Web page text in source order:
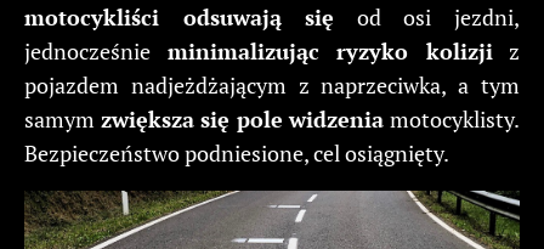
motocykliści odsuwają się od osi jezdni,
jednocześnie minimalizując ryzyko kolizji z
pojazdem nadjeżdżającym z naprzeciwka, a tym
samym zwiększa się pole widzenia motocyklisty.
Bezpieczeństwo podniesione, cel osiągnięty.